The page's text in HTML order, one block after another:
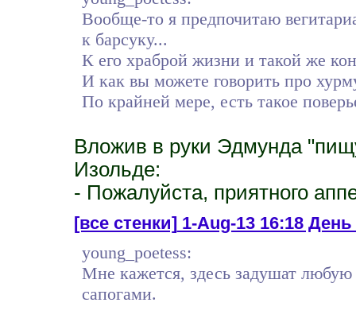
Вообще-то я предпочитаю
к барсуку...
К его храброй жизни и такой же
И как вы можете говорить про
По крайней мере, есть такое
Вложив в руки Эдмунда
Изольде:
- Пожалуйста, приятного
[все стенки]1-Aug-13 16:18 День
young_poetess:
Мне кажется, здесь задушат
сапогами.